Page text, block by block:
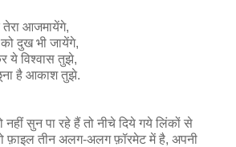
तेरा आजमायेंगे,
दुख भी जायेंगे,
ये विश्वास तुझे,
है आकाश तुझे.
सुन पा रहे हैं तो नीचे दिये गये लिंकों से
फ़ाइल तीन अलग-अलग फ़ॉरमेट में है, अपनी